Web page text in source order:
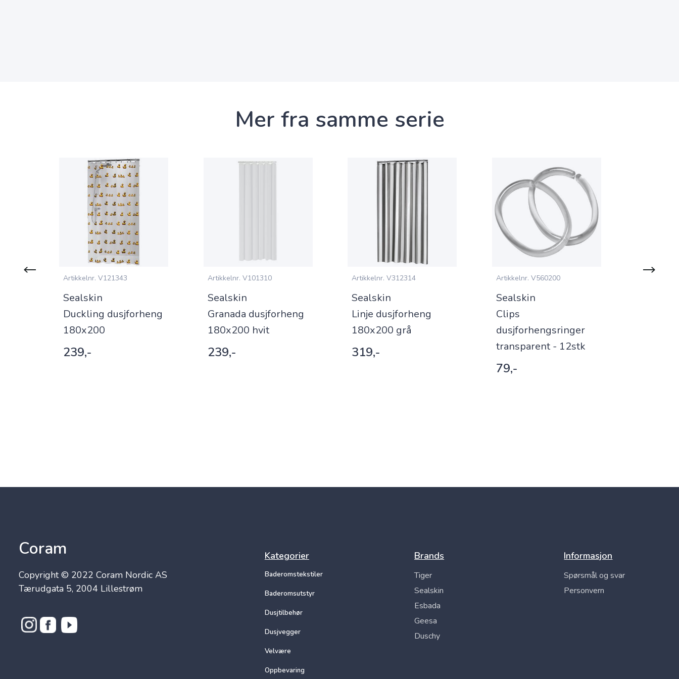
Mer fra samme serie
Artikkelnr. V121343
Sealskin
Duckling dusjforheng
180x200
239,-
Artikkelnr. V101310
Sealskin
Granada dusjforheng
180x200 hvit
239,-
Artikkelnr. V312314
Sealskin
Linje dusjforheng
180x200 grå
319,-
Artikkelnr. V560200
Sealskin
Clips
dusjforhengsringer
transparent - 12stk
79,-
Coram
Copyright © 2022 Coram Nordic AS
Tærudgata 5, 2004 Lillestrøm
Kategorier
Baderomstekstiler
Baderomsutstyr
Dusjtilbehør
Dusjvegger
Velvære
Oppbevaring
Brands
Tiger
Sealskin
Esbada
Geesa
Duschy
Informasjon
Spørsmål og svar
Personvern